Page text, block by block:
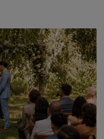
einmal kurz vor einem Event
Gefühl.